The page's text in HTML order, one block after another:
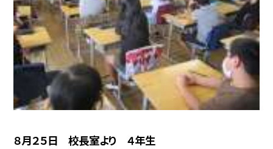
８月２５日 校長室より ４年生